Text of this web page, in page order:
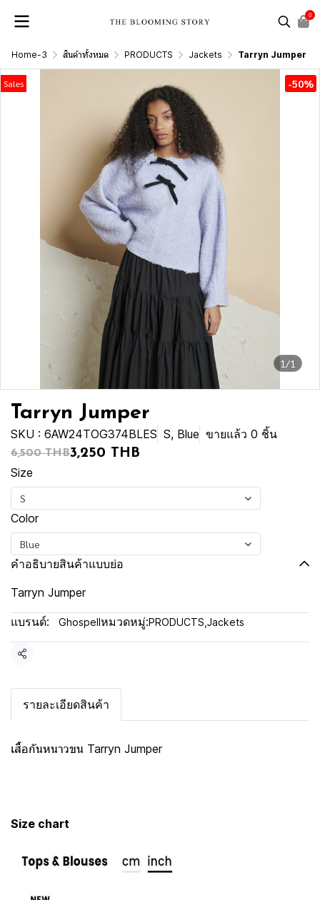
0
Home-3 สินค้าทั้งหมด PRODUCTS Jackets Tarryn Jumper
1/1
Sales -50%
Tarryn Jumper
SKU : 6AW24TOG374BLES S, Blue ขายแล้ว 0 ชิ้น
6,500 THB3,250 THB
Size
S
Color
Blue
คำอธิบายสินค้าแบบย่อ
Tarryn Jumper
แบรนด์: Ghospellหมวดหมู่:PRODUCTS Jackets
แชร์
รายละเอียดสินค้า
เสื้อกันหนาวขน Tarryn Jumper
Size chart